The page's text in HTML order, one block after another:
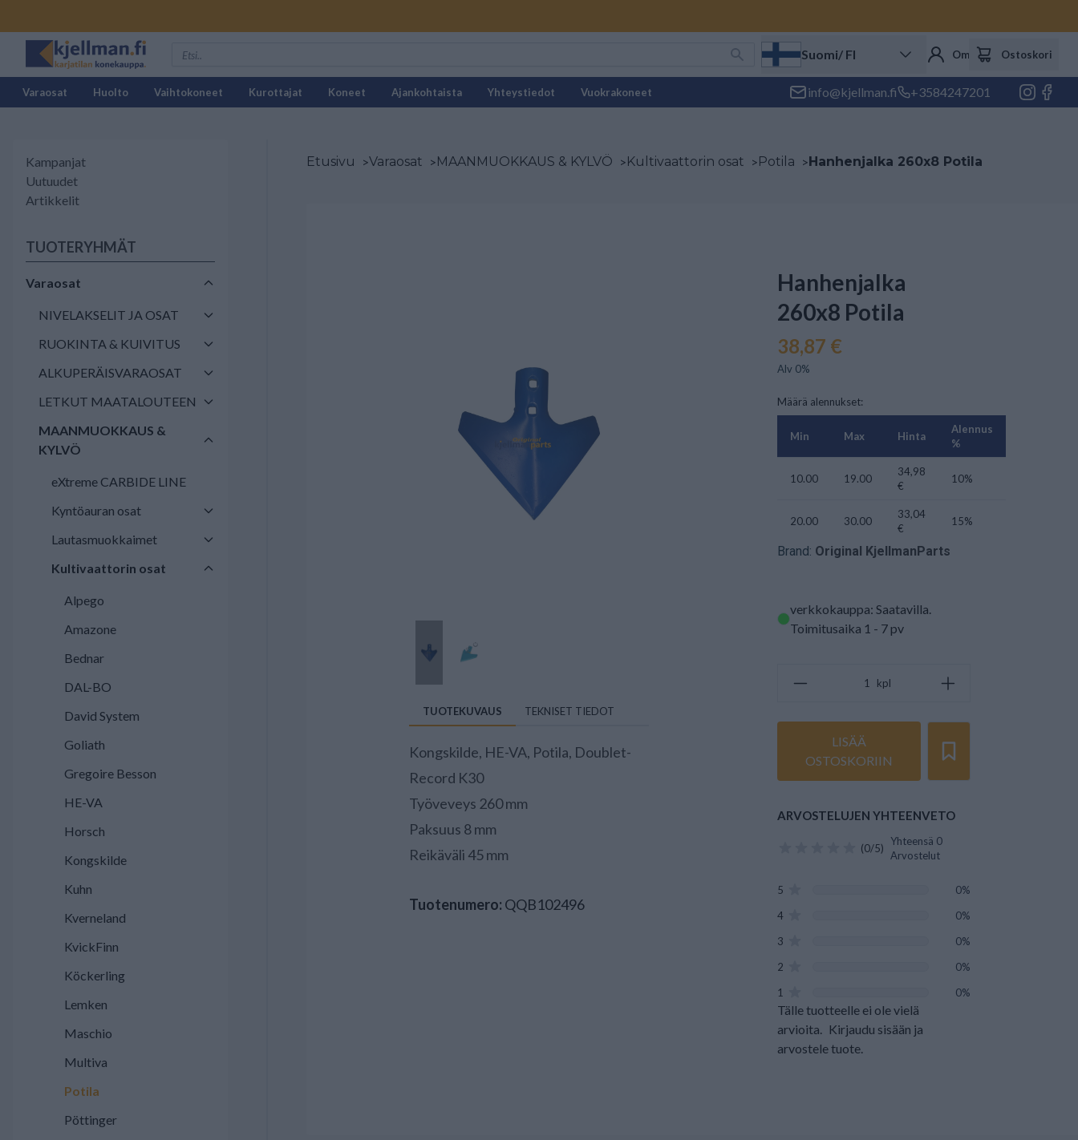
Suomi/ FI Oma tili Ostoskori
Varaosat Huolto Vaihtokoneet Kurottajat Koneet Ajankohtaista Yhteystiedot Vuokrakoneet info@kjellman.fi +3584247201
Kampanjat
Uutuudet
Artikkelit
TUOTERYHMÄT
Varaosat
NIVELAKSELIT JA OSAT
RUOKINTA & KUIVITUS
ALKUPERÄISVARAOSAT
LETKUT MAATALOUTEEN
MAANMUOKKAUS &
KYLVÖ
eXtreme CARBIDE LINE
Kyntöauran osat
Lautasmuokkaimet
Kultivaattorin osat
Alpego
Amazone
Bednar
DAL-BO
David System
Goliath
Gregoire Besson
HE-VA
Horsch
Kongskilde
Kuhn
Kverneland
KvickFinn
Köckerling
Lemken
Maschio
Multiva
Potila
Pöttinger
Etusivu >Varaosat >MAANMUOKKAUS & KYLVÖ >Kultivaattorin osat >Potila >Hanhenjalka 260x8 Potila
TUOTEKUVAUS TEKNISET TIEDOT
Kongskilde, HE-VA, Potila, Doublet-
Record K30
Työveveys 260 mm
Paksuus 8 mm
Reikäväli 45 mm
Tuotenumero: QQB102496
Hanhenjalka
260x8 Potila
38,87 €
Alv 0%
Määrä alennukset:
Min Max Hinta
Alennus
%
10.00 19.00
34,98
€
10%
20.00 30.00
33,04
€
15%
Brand: Original KjellmanParts
verkkokauppa: Saatavilla.
Toimitusaika 1 - 7 pv
kpl
LISÄÄ
OSTOSKORIIN
ARVOSTELUJEN YHTEENVETO
(0/5)
Yhteensä 0
Arvostelut
5
0%
4
0%
3
0%
2
0%
1
0%
Tälle tuotteelle ei ole vielä
arvioita. Kirjaudu sisään ja
arvostele tuote.